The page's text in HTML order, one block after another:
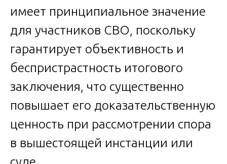
имеет принципиальное значение
для участников СВО, поскольку
гарантирует объективность и
беспристрастность итогового
заключения, что существенно
повышает его доказательственную
ценность при рассмотрении спора
в вышестоящей инстанции или